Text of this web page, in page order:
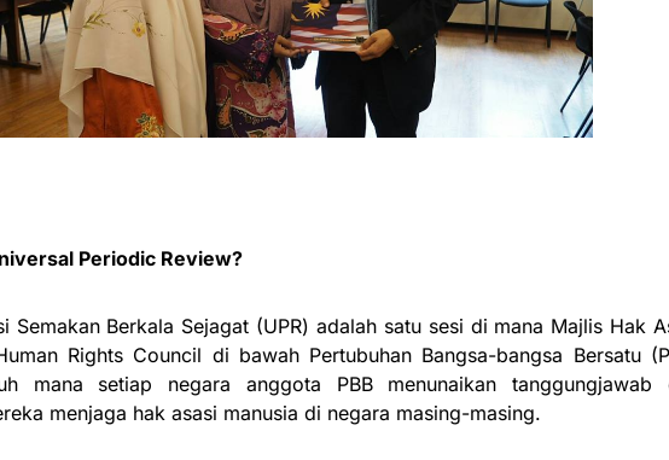
Periodic Review?
Semakan Berkala Sejagat (UPR) adalah satu sesi di mana Majlis Hak
Rights Council di bawah Pertubuhan Bangsa-bangsa Bersatu
mana setiap negara anggota PBB menunaikan tanggungjawab
menjaga hak asasi manusia di negara masing-masing.